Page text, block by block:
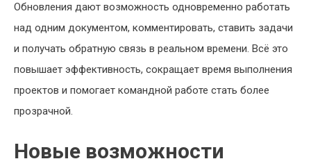
Обновления дают возможность одновременно работать
над одним документом, комментировать, ставить задачи
и получать обратную связь в реальном времени. Всё это
повышает эффективность, сокращает время выполнения
проектов и помогает командной работе стать более
прозрачной.
Новые возможности